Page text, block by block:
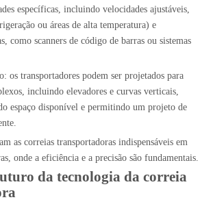
específicas, incluindo velocidades ajustáveis,
ou áreas de alta temperatura) e
como scanners de código de barras ou sistemas
os transportadores podem ser projetados para
incluindo elevadores e curvas verticais,
espaço disponível e permitindo um projeto de
as correias transportadoras indispensáveis ​​em
onde a eficiência e a precisão são fundamentais.
da tecnologia da correia